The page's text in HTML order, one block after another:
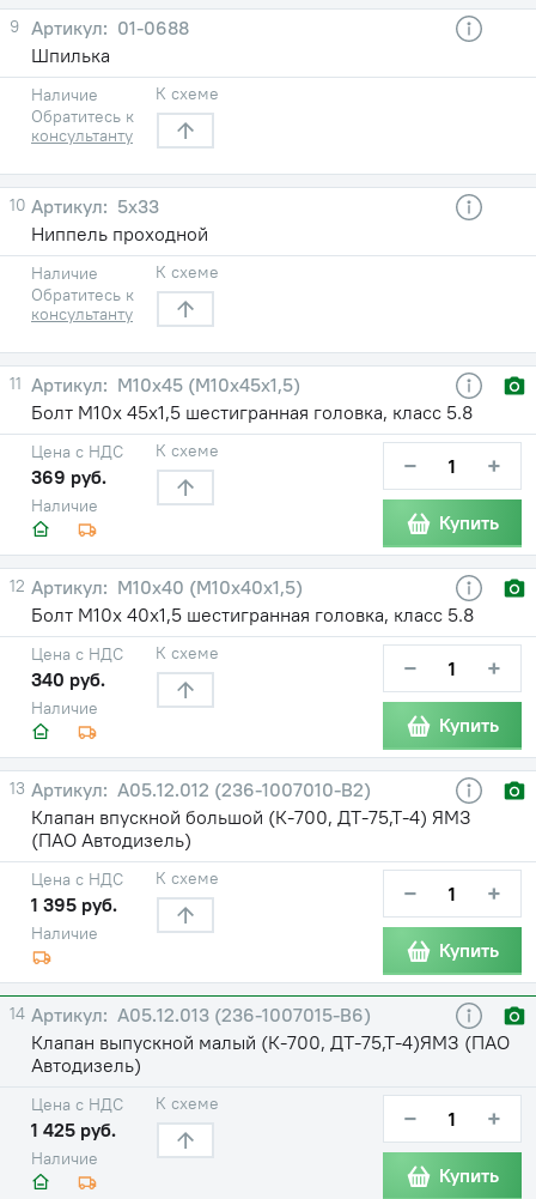
9
01-0688
Шпилька
Наличие
Обратитесь к
консультанту
К схеме
10
5x33
Ниппель проходной
Наличие
Обратитесь к
консультанту
К схеме
11
М10x45 (М10х45х1,5)
Болт М10х 45х1,5 шестигранная головка, класс 5.8
Наличие
Цена с НДС
369 руб.
К схеме − +
Купить
12
М10x40 (М10х40х1,5)
Болт М10х 40х1,5 шестигранная головка, класс 5.8
Наличие
Цена с НДС
340 руб.
К схеме − +
Купить
13
А05.12.012 (236-1007010-В2)
Клапан впускной большой (К-700, ДТ-75,Т-4) ЯМЗ
(ПАО Автодизель)
Наличие
Цена с НДС
1 395 руб.
К схеме − +
Купить
14
А05.12.013 (236-1007015-В6)
Клапан выпускной малый (К-700, ДТ-75,Т-4)ЯМЗ (ПАО
Автодизель)
Наличие
Цена с НДС
1 425 руб.
К схеме − +
Купить